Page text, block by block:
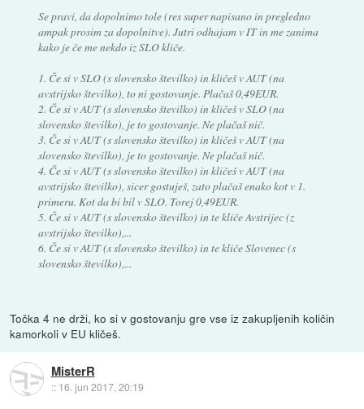
Se pravi, da dopolnimo tole (res super napisano in pregledno
ampak prosim za dopolnitve). Jutri odhajam v IT in me zanima
kako je če me nekdo iz SLO kliče.
1. Če si v SLO (s slovensko številko) in kličeš v AUT (na
avstrijsko številko), to ni gostovanje. Plačaš 0,49EUR.
2. Če si v AUT (s slovensko številko) in kličeš v SLO (na
slovensko številko), je to gostovanje. Ne plačaš nič.
3. Če si v AUT (s slovensko številko) in kličeš v AUT (na
slovensko številko), je to gostovanje. Ne plačaš nič.
4. Če si v AUT (s slovensko številko) in kličeš v AUT (na
avstrijsko številko), sicer gostuješ, zato plačaš enako kot v 1.
primeru. Kot da bi bil v SLO. Torej 0,49EUR.
5. Če si v AUT (s slovensko številko) in te kliče Avstrijec (z
avstrijsko številko),...
6. Če si v AUT (s slovensko številko) in te kliče Slovenec (s
slovensko številko),...
Točka 4 ne drži, ko si v gostovanju gre vse iz zakupljenih količin
kamorkoli v EU kličeš.
MisterR
:: 16. jun 2017, 20:19